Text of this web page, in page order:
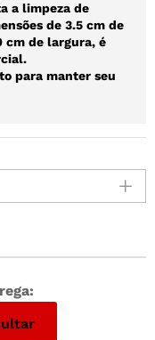
a limpeza de
de 3.5 cm de
cm de largura, é
para manter seu